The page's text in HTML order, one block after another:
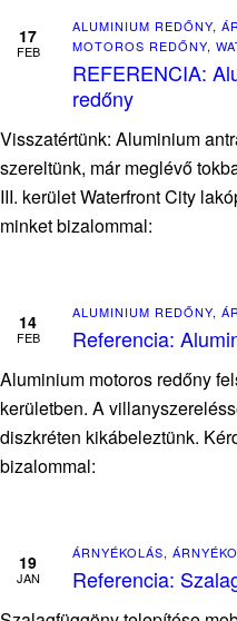
17
FEB
ALUMINIUM REDŐNY,
MOTOROS REDŐNY,
REFERENCIA:
redőny
Visszatértünk: Aluminium
szereltünk, már meglévő
III. kerület Waterfront City
minket bizalommal:
14
FEB
ALUMINIUM REDŐNY,
Referencia:
Aluminium motoros redőny
kerületben. A
diszkréten kikábeleztünk.
bizalommal:
19
JAN
ÁRNYÉKOLÁS,
Referencia: